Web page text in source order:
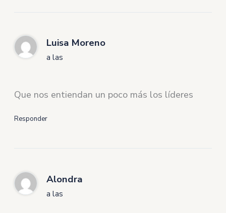
Luisa Moreno
a las
Que nos entiendan un poco más los líderes
Responder
Alondra
a las